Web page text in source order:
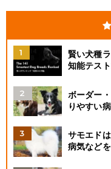
賢い犬種
知能テス
ボーダー
りやすい
サモエド
病気など